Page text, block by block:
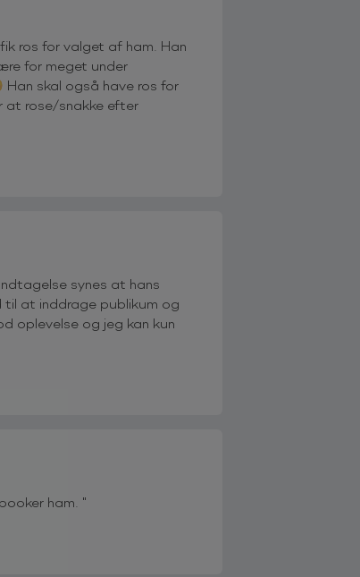
ros for valget af ham. Han
for meget under
skal også have ros for
at rose/snakke efter
synes at hans
at inddrage publikum og
oplevelse og jeg kan kun
ham. "